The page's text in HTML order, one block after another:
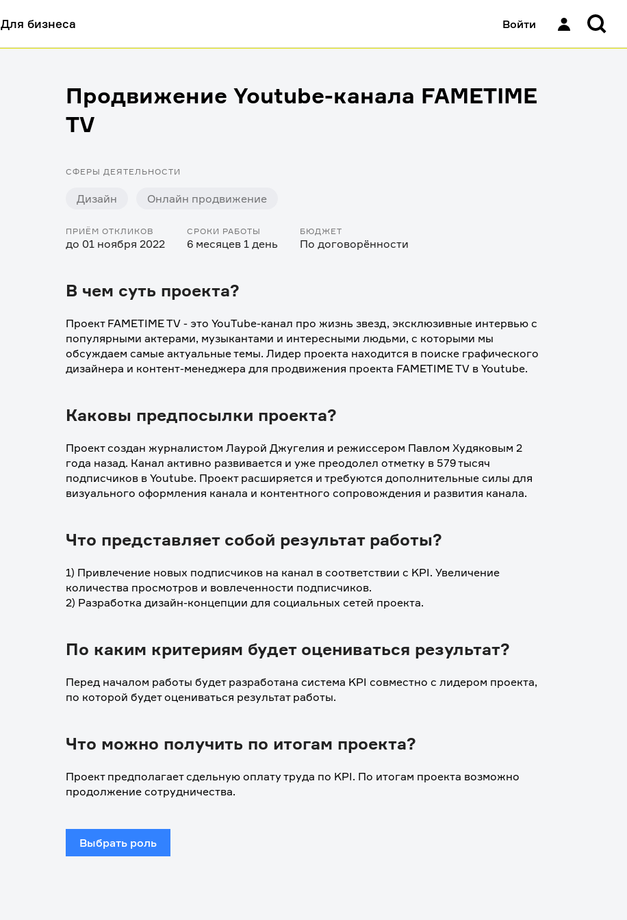
Для бизнеса Войти
Продвижение Youtube-канала FAMETIME
TV
СФЕРЫ ДЕЯТЕЛЬНОСТИ
Дизайн Онлайн продвижение
ПРИЁМ ОТКЛИКОВ
до 01 ноября 2022
СРОКИ РАБОТЫ
6 месяцев 1 день
БЮДЖЕТ
По договорённости
В чем суть проекта?
Проект FAMETIME TV - это YouTube-канал про жизнь звезд, эксклюзивные интервью с
популярными актерами, музыкантами и интересными людьми, с которыми мы
обсуждаем самые актуальные темы. Лидер проекта находится в поиске графического
дизайнера и контент-менеджера для продвижения проекта FAMETIME TV в Youtube.
Каковы предпосылки проекта?
Проект создан журналистом Лаурой Джугелия и режиссером Павлом Худяковым 2
года назад. Канал активно развивается и уже преодолел отметку в 579 тысяч
подписчиков в Youtube. Проект расширяется и требуются дополнительные силы для
визуального оформления канала и контентного сопровождения и развития канала.
Что представляет собой результат работы?
1) Привлечение новых подписчиков на канал в соответствии с KPI. Увеличение
количества просмотров и вовлеченности подписчиков.
2) Разработка дизайн-концепции для социальных сетей проекта.
По каким критериям будет оцениваться результат?
Перед началом работы будет разработана система KPI совместно с лидером проекта,
по которой будет оцениваться результат работы.
Что можно получить по итогам проекта?
Проект предполагает сдельную оплату труда по KPI. По итогам проекта возможно
продолжение сотрудничества.
Выбрать роль